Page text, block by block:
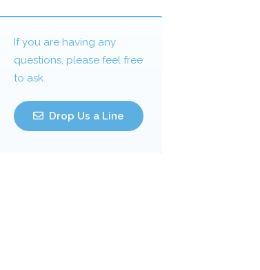
If you are having any
questions, please feel free
to ask.
Drop Us a Line